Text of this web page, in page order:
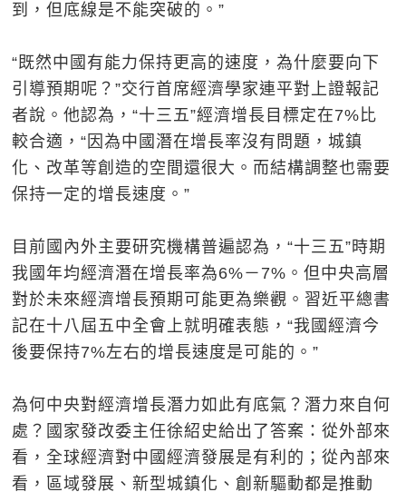
到，但底線是不能突破的。”
“既然中國有能力保持更高的速度，為什麼要向下
引導預期呢？”交行首席經濟學家連平對上證報記
者說。他認為，“十三五”經濟增長目標定在7%比
較合適，“因為中國潛在增長率沒有問題，城鎮
化、改革等創造的空間還很大。而結構調整也需要
保持一定的增長速度。”
目前國內外主要研究機構普遍認為，“十三五”時期
我國年均經濟潛在增長率為6%－7%。但中央高層
對於未來經濟增長預期可能更為樂觀。習近平總書
記在十八屆五中全會上就明確表態，“我國經濟今
後要保持7%左右的增長速度是可能的。”
為何中央對經濟增長潛力如此有底氣？潛力來自何
處？國家發改委主任徐紹史給出了答案：從外部來
看，全球經濟對中國經濟發展是有利的；從內部來
看，區域發展、新型城鎮化、創新驅動都是推動